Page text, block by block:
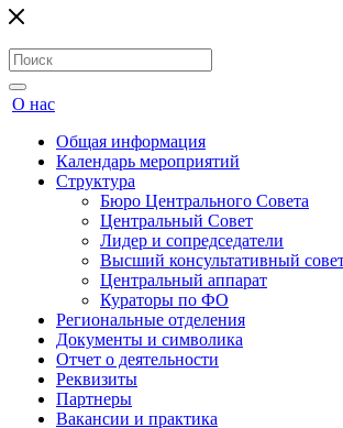
О нас
Общая информация
Календарь мероприятий
Структура
Бюро Центрального Совета
Центральный Совет
Лидер и сопредседатели
Высший консультативный
Центральный аппарат
Кураторы по ФО
Региональные отделения
Документы и символика
Отчет о деятельности
Реквизиты
Партнеры
Вакансии и практика